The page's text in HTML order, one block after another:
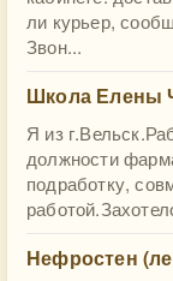
ли курьер,
Звон...
Школа Елены
Я из
должности
подработку,
Нефростен